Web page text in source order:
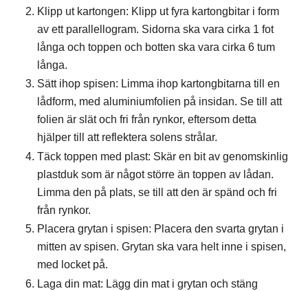
Klipp ut kartongen: Klipp ut fyra kartongbitar i form
av ett parallellogram. Sidorna ska vara cirka 1 fot
långa och toppen och botten ska vara cirka 6 tum
långa.
Sätt ihop spisen: Limma ihop kartongbitarna till en
lådform, med aluminiumfolien på insidan. Se till att
folien är slät och fri från rynkor, eftersom detta
hjälper till att reflektera solens strålar.
Täck toppen med plast: Skär en bit av genomskinlig
plastduk som är något större än toppen av lådan.
Limma den på plats, se till att den är spänd och fri
från rynkor.
Placera grytan i spisen: Placera den svarta grytan i
mitten av spisen. Grytan ska vara helt inne i spisen,
med locket på.
Laga din mat: Lägg din mat i grytan och stäng